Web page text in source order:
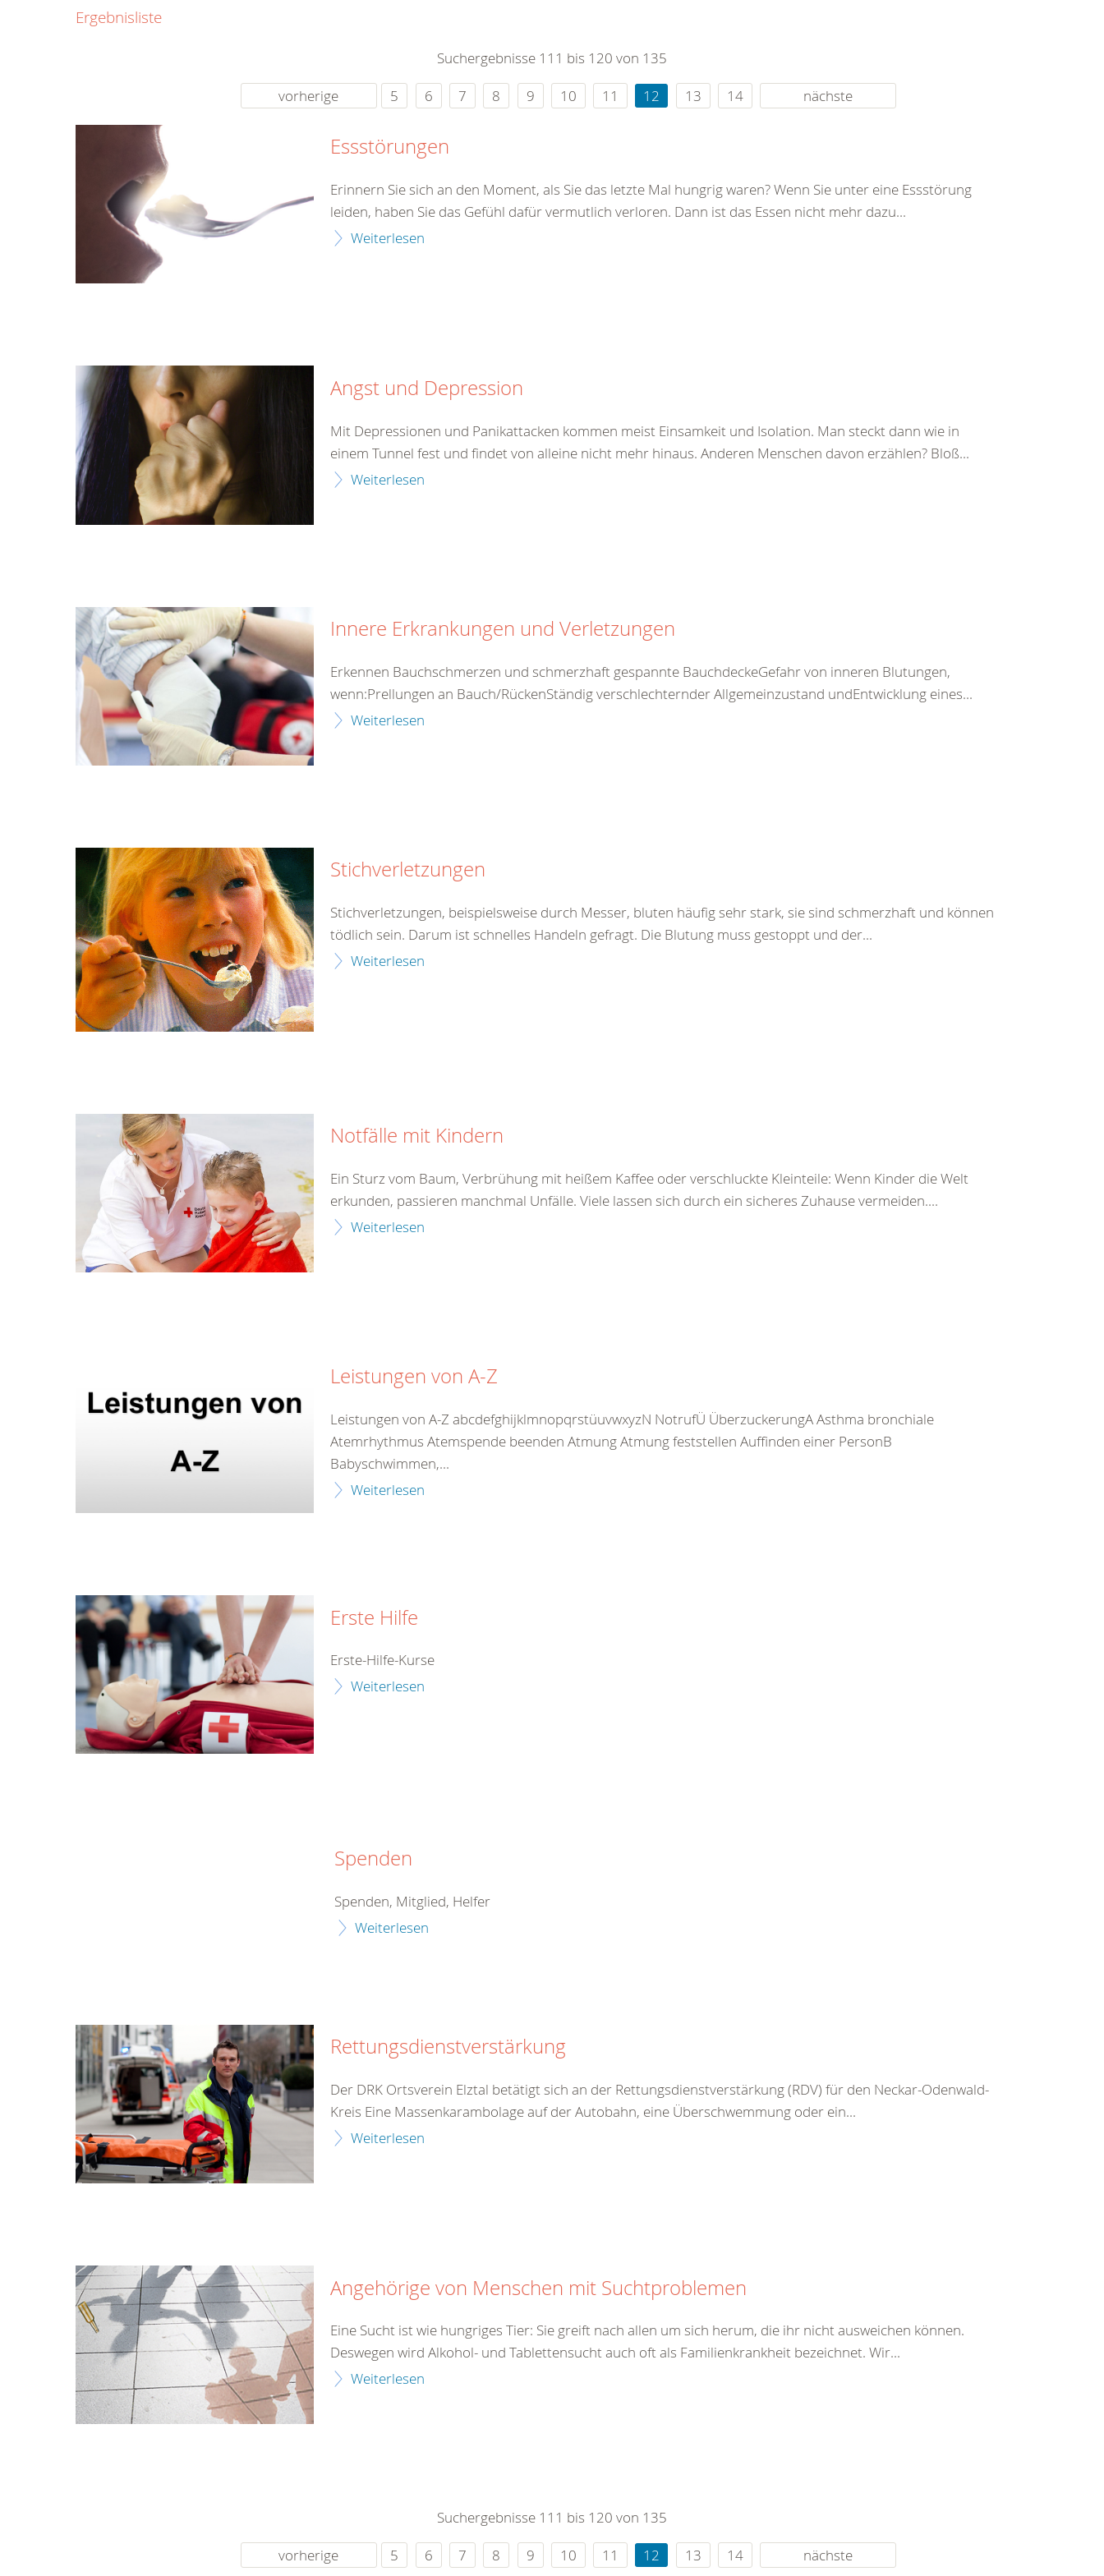
rund um die Uhr
Ergebnisliste
Suchergebnisse 111 bis 120 von 135
vorherige
5 6 7 8 9 10 11 12 13 14 nächste
Essstörungen
Erinnern Sie sich an den Moment, als Sie das letzte Mal hungrig waren? Wenn Sie unter eine Essstörung
leiden, haben Sie das Gefühl dafür vermutlich verloren. Dann ist das Essen nicht mehr dazu...
Weiterlesen
Angst und Depression
Mit Depressionen und Panikattacken kommen meist Einsamkeit und Isolation. Man steckt dann wie in
einem Tunnel fest und findet von alleine nicht mehr hinaus. Anderen Menschen davon erzählen? Bloß...
Weiterlesen
Innere Erkrankungen und Verletzungen
Erkennen Bauchschmerzen und schmerzhaft gespannte BauchdeckeGefahr von inneren Blutungen,
wenn:Prellungen an Bauch/RückenStändig verschlechternder Allgemeinzustand undEntwicklung eines...
Weiterlesen
Stichverletzungen
Stichverletzungen, beispielsweise durch Messer, bluten häufig sehr stark, sie sind schmerzhaft und können
tödlich sein. Darum ist schnelles Handeln gefragt. Die Blutung muss gestoppt und der...
Weiterlesen
Notfälle mit Kindern
Ein Sturz vom Baum, Verbrühung mit heißem Kaffee oder verschluckte Kleinteile: Wenn Kinder die Welt
erkunden, passieren manchmal Unfälle. Viele lassen sich durch ein sicheres Zuhause vermeiden....
Weiterlesen
Leistungen von A-Z
Leistungen von A-Z abcdefghijklmnopqrstüuvwxyzN NotrufÜ ÜberzuckerungA Asthma bronchiale
Atemrhythmus Atemspende beenden Atmung Atmung feststellen Auffinden einer PersonB
Babyschwimmen,...
Weiterlesen
Erste Hilfe
Erste-Hilfe-Kurse
Weiterlesen
Spenden
Spenden, Mitglied, Helfer
Weiterlesen
Rettungsdienstverstärkung
Der DRK Ortsverein Elztal betätigt sich an der Rettungsdienstverstärkung (RDV) für den Neckar-Odenwald-
Kreis Eine Massenkarambolage auf der Autobahn, eine Überschwemmung oder ein...
Weiterlesen
Angehörige von Menschen mit Suchtproblemen
Eine Sucht ist wie hungriges Tier: Sie greift nach allen um sich herum, die ihr nicht ausweichen können.
Deswegen wird Alkohol- und Tablettensucht auch oft als Familienkrankheit bezeichnet. Wir...
Weiterlesen
Suchergebnisse 111 bis 120 von 135
vorherige
5 6 7 8 9 10 11 12 13 14 nächste